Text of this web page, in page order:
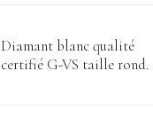
Diamant blanc qualité
certifié G-VS taille rond.